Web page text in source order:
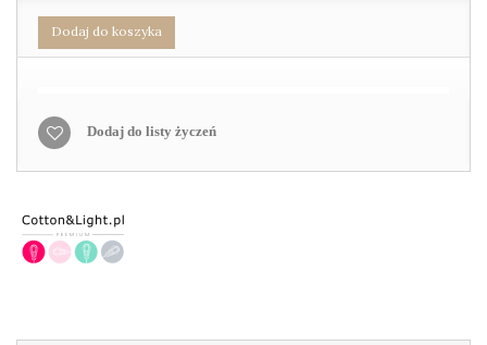
Dodaj do koszyka
Dodaj do listy życzeń